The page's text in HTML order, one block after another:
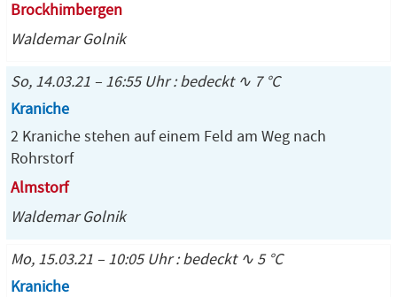
Brockhimbergen
Waldemar Golnik
So, 14.03.21 – 16:55 Uhr : bedeckt ∿ 7 °C
Kraniche
2 Kraniche stehen auf einem Feld am Weg nach
Rohrstorf
Almstorf
Waldemar Golnik
Mo, 15.03.21 – 10:05 Uhr : bedeckt ∿ 5 °C
Kraniche